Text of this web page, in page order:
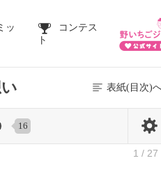
ッ
コンテス
ト
表紙(目次)
16
1 / 27